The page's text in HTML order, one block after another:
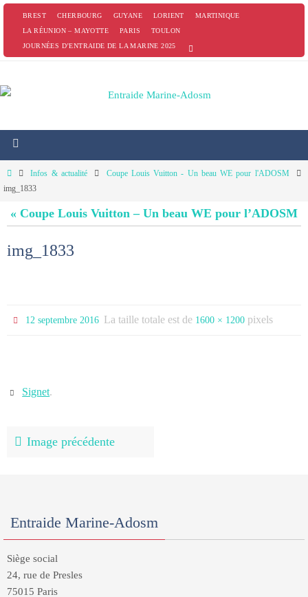
PasserBREST CHERBOURG GUYANE LORIENT
MARTINIQUE
LA RÉUNION – MAYOTTE
PARIS
TOULON
JOURNÉES D’ENTRAIDE DE LA MARINE 2025
HomeInfos & actualité
Coupe Louis Vuitton - Un beau WE pour l'ADOSM
img_1833
« Coupe Louis Vuitton – Un beau WE pour l’ADOSM
img_1833
12 septembre 2016 La taille totale est de 1600 × 1200 pixels
Signet.
Image précédente
Entraide Marine-Adosm
Siège social
24, rue de Presles
75015 Paris